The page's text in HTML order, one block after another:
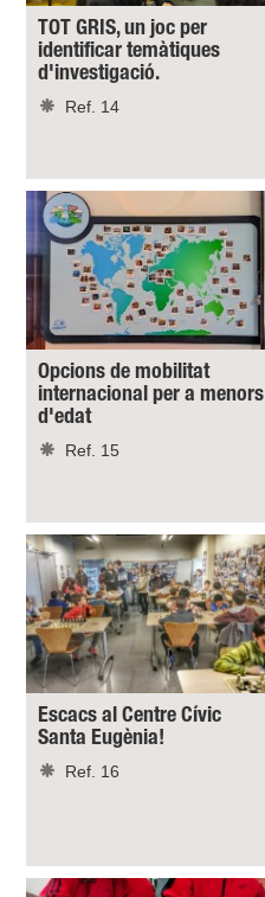
TOT GRIS, un joc per
identificar temàtiques
d'investigació.
Ref. 14
Opcions de mobilitat
internacional per a menors
d'edat
Ref. 15
Escacs al Centre Cívic
Santa Eugènia!
Ref. 16